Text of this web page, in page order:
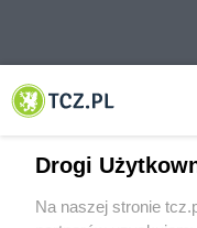
© 2001-2026 Tczew - TCZ.PL
Drogi
Na naszej stronie